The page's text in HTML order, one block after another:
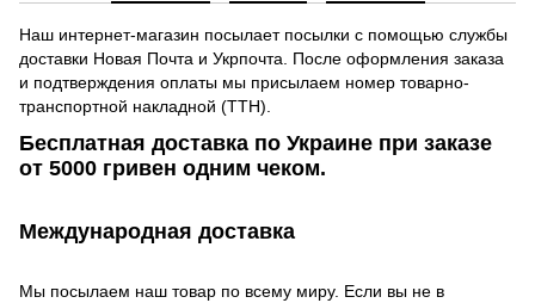
Наш интернет-магазин посылает посылки с помощью службы
доставки Новая Почта и Укрпочта. После оформления заказа
и подтверждения оплаты мы присылаем номер товарно-
транспортной накладной (ТТН).
Бесплатная доставка по Украине при заказе
от 5000 гривен одним чеком.
Международная доставка
Мы посылаем наш товар по всему миру. Если вы не в